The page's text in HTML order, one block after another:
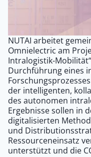
NUTAI arbeitet
Omnielectric am
Intralogistik-
Durchführung eines
der intelligenten,
des autonomen
Ergebnisse sollen in
digitalisierten
und
Ressourceneinsatz
unterstützt und die